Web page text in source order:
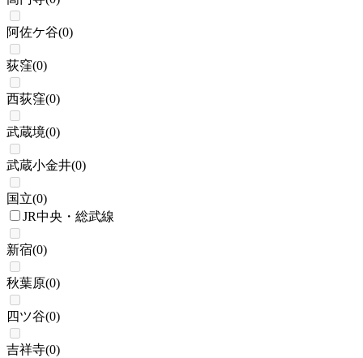
阿佐ケ谷(0)
荻窪(0)
西荻窪(0)
武蔵境(0)
武蔵小金井(0)
国立(0)
JR中央・総武線
新宿(0)
秋葉原(0)
四ツ谷(0)
吉祥寺(0)